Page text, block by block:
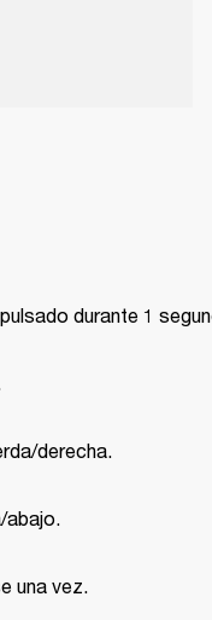
durante 1
derecha.
abajo.
una vez.